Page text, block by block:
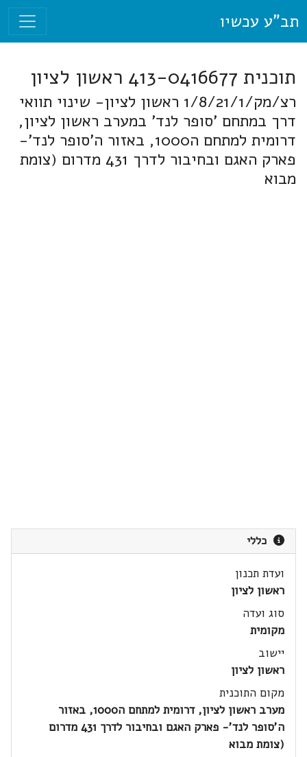
תב"ע עכשיו
תוכנית 413-0416677 ראשון לציון
רצ/מק/1/8/21/1 ראשון לציון- שינוי תוואי
דרך במתחם 'סופר לנד' במערב ראשון לציון,
דרומית למתחם ה1000, באזור ה'סופר לנד'-
פארק האגם ובחיבור לדרך 431 מדרום (צומת
מבוא
כללי
ועדת תכנון
ראשון לציון
סוג ועדה
מקומית
יישוב
ראשון לציון
מקום התוכנית
מערב ראשון לציון, דרומית למתחם ה1000, באזור
ה'סופר לנד'- פארק האגם ובחיבור לדרך 431 מדרום
(צומת מבוא